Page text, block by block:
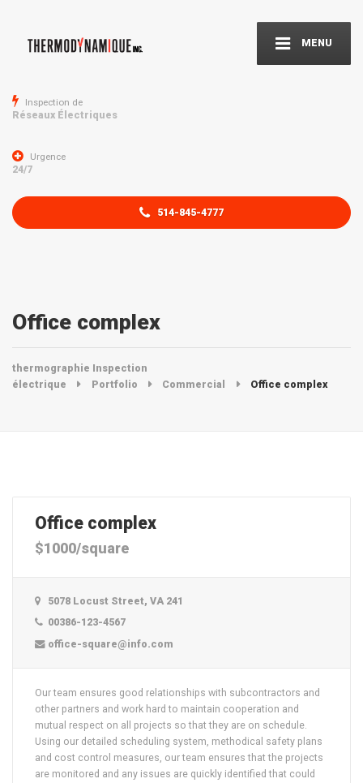
MENU
Inspection de
Réseaux Électriques
Urgence
24/7
514-845-4777
Office complex
thermographie Inspection
électrique
Portfolio Commercial Office complex
Office complex
$1000/square
5078 Locust Street, VA 241
00386-123-4567
office-square@info.com
Our team ensures good relationships with subcontractors and
other partners and work hard to maintain cooperation and
mutual respect on all projects so that they are on schedule.
Using our detailed scheduling system, methodical safety plans
and cost control measures, our team ensures that the projects
are monitored and any issues are quickly identified that could